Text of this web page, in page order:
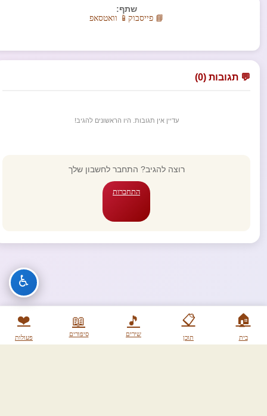
🏠
בית
📋
תוכן
🎵
שירים
📖
סיפורים
❤️
פעולות
שתף:
📘 פייסבוק 📱 וואטסאפ
💬 תגובות (0)
עדיין אין תגובות. היו הראשונים להגיב!
רוצה להגיב? התחבר לחשבון שלך
התחברות
♿